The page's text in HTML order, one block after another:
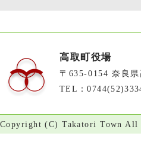
高取町役場
〒635-0154 奈良
TEL：
Copyright (C) Takatori Town All